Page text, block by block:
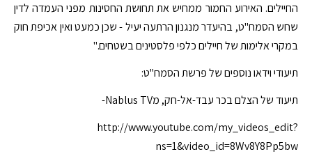
החיילים. האירוע החמור ממחיש את תחושת החסינות מפני העמדה לדין
שחש הסמח"ט, בהיעדר מנגנון הרתעה יעיל - שכן כמעט ואין אכיפת חוק
במקרי אלימות של חיילים כלפי פלסטינים בשטחים."
תיעודי וידאו נוספים של פרשת הסמח"ט:
תיעוד של הצלם בכר עבד-אל-חק, מNablus TV-
http://www.youtube.com/my_videos_edit?
ns=1&video_id=8Wv8Y8Pp5bw